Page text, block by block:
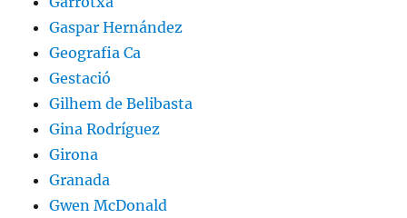
Gaspar Hernández
Geografia Ca
Gestació
Gilhem de Belibasta
Gina Rodríguez
Girona
Granada
Gwen McDonald